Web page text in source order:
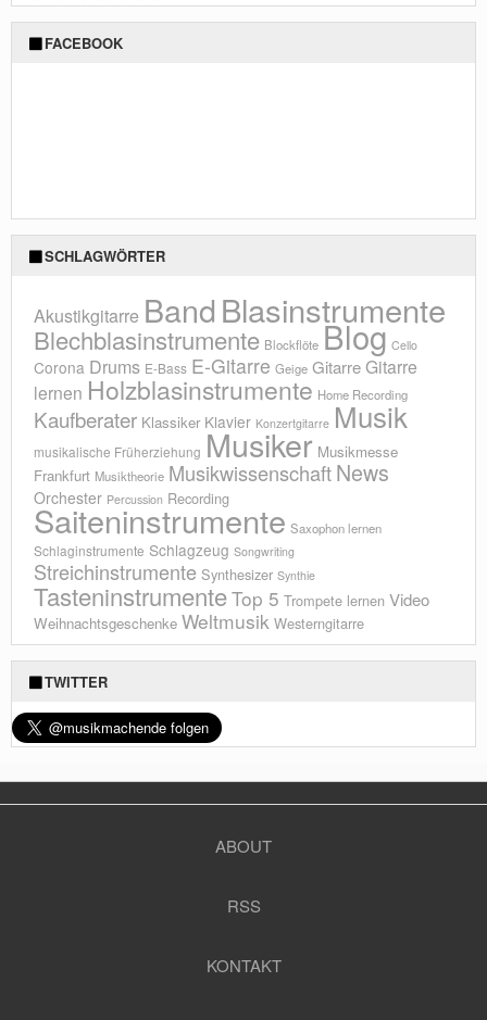
FACEBOOK
SCHLAGWÖRTER
Akustikgitarre BandBlasinstrumente
Blechblasinstrumente Blockflöte Blog Cello
Corona Drums E-Bass E-Gitarre Geige GitarreGitarre
lernen Holzblasinstrumente Home Recording
Kaufberater Klassiker Klavier Konzertgitarre Musik
musikalische Früherziehung Musiker Musikmesse
Frankfurt Musiktheorie MusikwissenschaftNews
Orchester Percussion Recording
Saiteninstrumente Saxophon lernen
Schlaginstrumente Schlagzeug Songwriting
Streichinstrumente Synthesizer Synthie
TasteninstrumenteTop 5 Trompete lernen Video
Weihnachtsgeschenke Weltmusik Westerngitarre
TWITTER
ABOUT
RSS
KONTAKT